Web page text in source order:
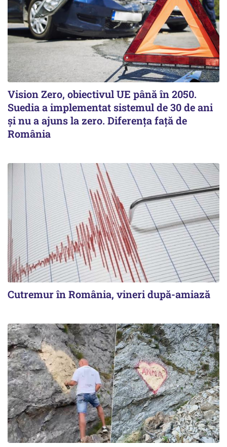
Vision Zero, obiectivul UE până în 2050.
Suedia a implementat sistemul de 30 de ani
şi nu a ajuns la zero. Diferenţa faţă de
România
Cutremur în România, vineri după-amiază